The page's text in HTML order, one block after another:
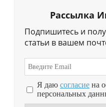
Рассылка
Подпишитесь и
статьи в вашем
Я даю согласие на
персональных